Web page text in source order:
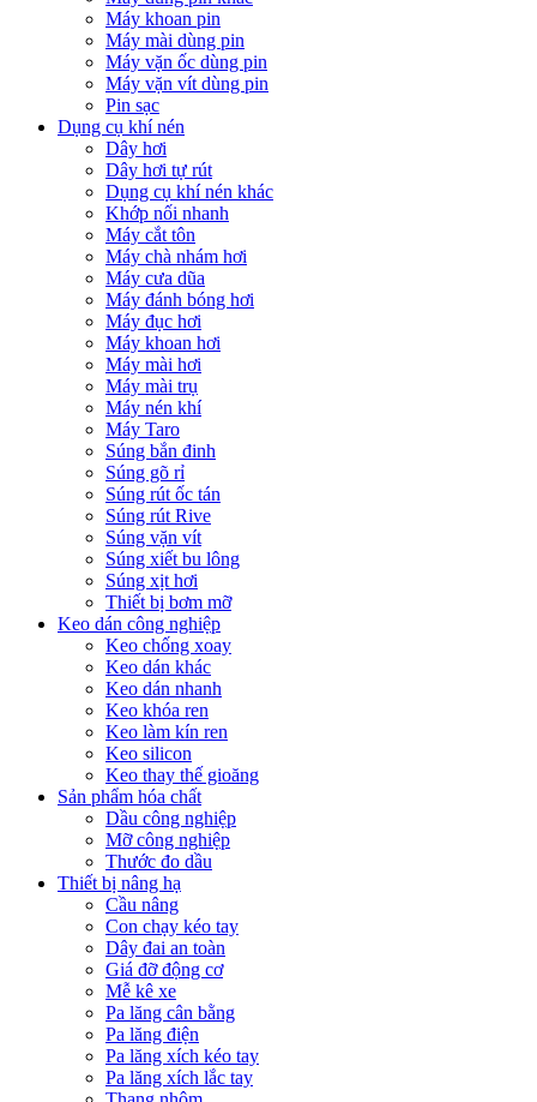
Máy khoan pin
Máy mài dùng pin
Máy vặn ốc dùng pin
Máy vặn vít dùng pin
Pin sạc
Dụng cụ khí nén
Dây hơi
Dây hơi tự rút
Dụng cụ khí nén khác
Khớp nối nhanh
Máy cắt tôn
Máy chà nhám hơi
Máy cưa dũa
Máy đánh bóng hơi
Máy đục hơi
Máy khoan hơi
Máy mài hơi
Máy mài trụ
Máy nén khí
Máy Taro
Súng bắn đinh
Súng gõ rỉ
Súng rút ốc tán
Súng rút Rive
Súng vặn vít
Súng xiết bu lông
Súng xịt hơi
Thiết bị bơm mỡ
Keo dán công nghiệp
Keo chống xoay
Keo dán khác
Keo dán nhanh
Keo khóa ren
Keo làm kín ren
Keo silicon
Keo thay thế gioăng
Sản phẩm hóa chất
Dầu công nghiệp
Mỡ công nghiệp
Thước đo dầu
Thiết bị nâng hạ
Cầu nâng
Con chạy kéo tay
Dây đai an toàn
Giá đỡ động cơ
Mễ kê xe
Pa lăng cân bằng
Pa lăng điện
Pa lăng xích kéo tay
Pa lăng xích lắc tay